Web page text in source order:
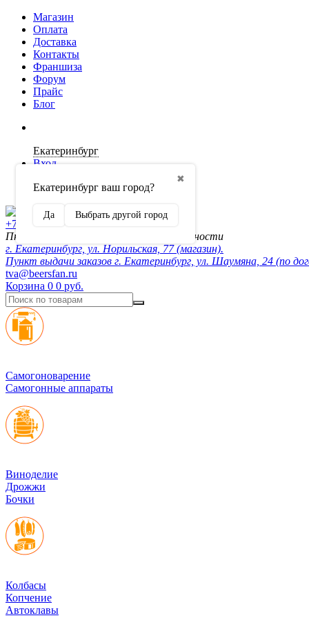
Магазин
Оплата
Доставка
Контакты
Франшиза
Форум
Прайс
Блог
Екатеринбург
✖
Екатеринбург ваш город?
Да Выбрать другой город
Вход
Регистрация
+7 (902) 872-54-70
Пн-Пт 10:00-20:00, сб-вск по договорённости
г. Екатеринбург, ул. Норильская, 77 (магазин).
Пункт выдачи заказов г. Екатеринбург, ул. Шаумяна, 24 (по
tva@beersfan.ru
Корзина 0 0 руб.
Cамогоноварение
Самогонные аппараты
Виноделие
Дрожжи
Бочки
Колбасы
Копчение
Автоклавы